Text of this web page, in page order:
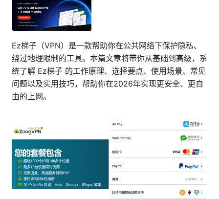
Ez梯子（VPN）是一款帮助你在公共网络下保护隐私、
绕过地理限制的工具。本篇文章将带你从基础到高级，系
统了解 Ez梯子 的工作原理、选择要点、使用场景、常见
问题以及实用技巧，帮助你在2026年实现更安全、更自
由的上网。